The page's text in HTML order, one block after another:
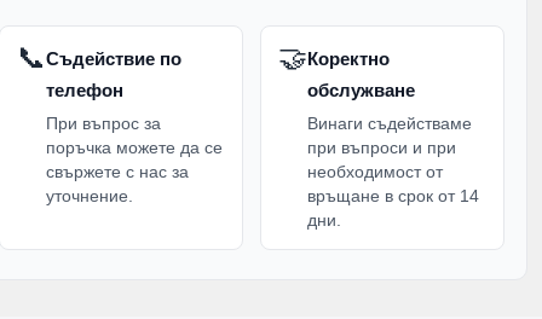
📞Съдействие по
телефон
При въпрос за
поръчка можете да се
свържете с нас за
уточнение.
🤝Коректно
обслужване
Винаги съдействаме
при въпроси и при
необходимост от
връщане в срок от 14
дни.